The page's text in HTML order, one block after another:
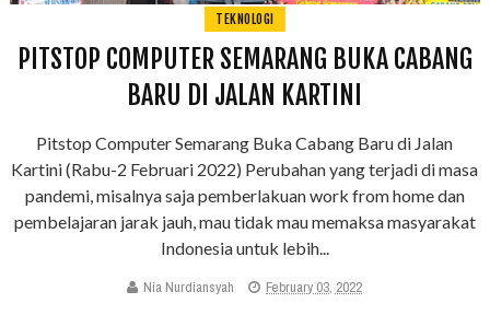
TEKNOLOGI
PITSTOP COMPUTER SEMARANG BUKA CABANG
BARU DI JALAN KARTINI
Pitstop Computer Semarang Buka Cabang Baru di Jalan
Kartini (Rabu-2 Februari 2022) Perubahan yang terjadi di masa
pandemi, misalnya saja pemberlakuan work from home dan
pembelajaran jarak jauh, mau tidak mau memaksa masyarakat
Indonesia untuk lebih...
Nia Nurdiansyah February 03, 2022